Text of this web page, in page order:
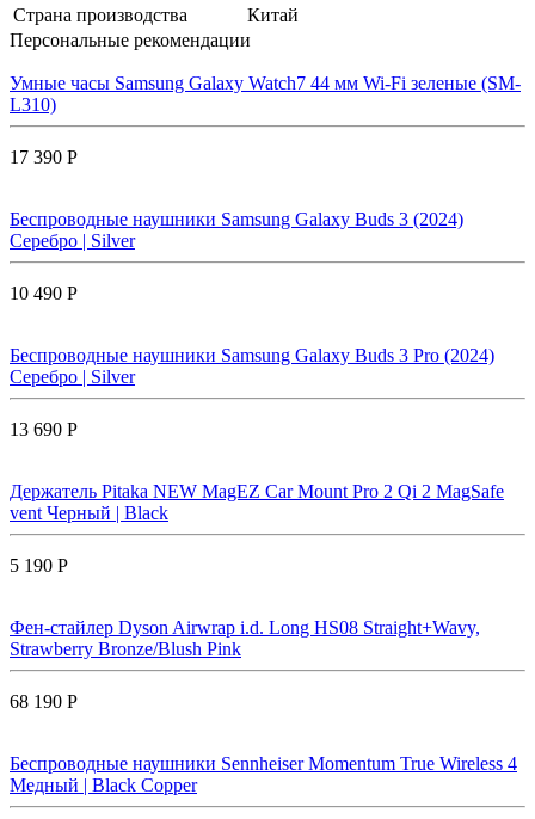
Страна производства
Китай
Персональные рекомендации
Умные часы Samsung Galaxy Watch7 44 мм Wi-Fi зеленые (SM-
L310)
17 390 Р
Беспроводные наушники Samsung Galaxy Buds 3 (2024)
Серебро | Silver
10 490 Р
Беспроводные наушники Samsung Galaxy Buds 3 Pro (2024)
Серебро | Silver
13 690 Р
Держатель Pitaka NEW MagEZ Car Mount Pro 2 Qi 2 MagSafe
vent Черный | Black
5 190 Р
Фен-стайлер Dyson Airwrap i.d. Long HS08 Straight+Wavy,
Strawberry Bronze/Blush Pink
68 190 Р
Беспроводные наушники Sennheiser Momentum True Wireless 4
Медный | Black Copper